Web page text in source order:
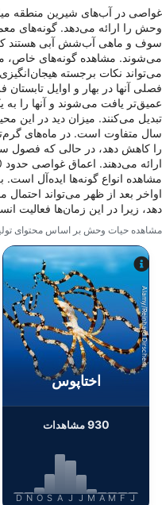
غواصی در آب‌های شیرین منطقه
وحش را ارائه می‌دهد. گونه‌های
سوف و ماهی آب‌شش آبی هستند
می‌شوند. مشاهده گونه‌های خاص،
می‌تواند نکات برجسته
فصلی آنها در بهار و اوایل
عمیق‌تر یافت می‌شوند و آنها را
تبدیل می‌کنند. میزان دید در این
سال متفاوت است. در ماه‌های
را کاهش دهد، در حالی که فصول
مشاهده انواع گونه‌ها ایده‌آل است.
اواخر بعد از ظهر می‌تواند احتمال
دهد، زیرا در این زمان‌ها فعالیت
مشاهده حیات وحش بر اساس محتوای
Alamy/Reinhard Dirscherl
اختاپوس
930مشاهدات
J
F
M
A
M
J
J
A
S
O
N
D
statistics or
sources